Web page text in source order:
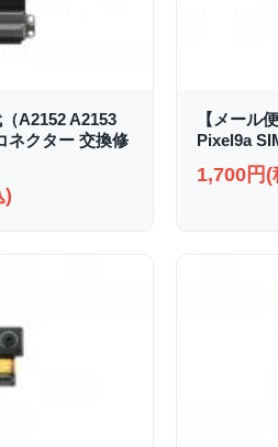
A2152 A2153
ネクター 交換修
)
【メール
Pixel9a
1,700円(